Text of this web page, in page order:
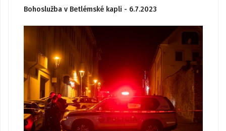
Bohoslužba v Betlémské kapli - 6.7.2023